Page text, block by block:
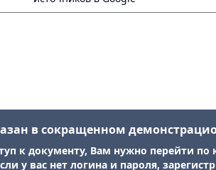
в сокращенном
к документу, Вам нужно перейти по
у вас нет логина и пароля,